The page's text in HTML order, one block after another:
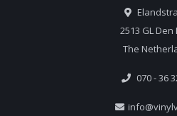
2513 GL Den
The
070 - 36